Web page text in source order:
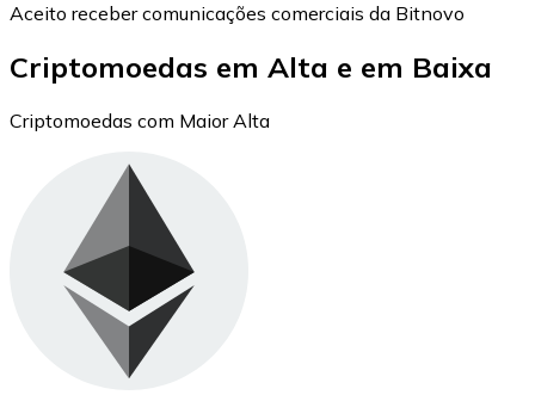
Aceito receber comunicações comerciais da Bitnovo
Criptomoedas em Alta e em Baixa
Criptomoedas com Maior Alta